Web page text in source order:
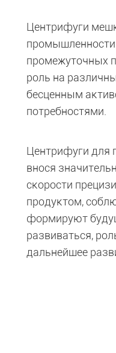
Центрифуги
промежуточных
роль на
бесценным
потребностями.
Центрифуги для
внося
скорости
продуктом,
формируют
развиваться,
дальнейшее